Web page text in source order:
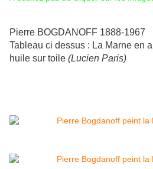
Pierre BOGDANOFF 1888-1967
Tableau ci dessus : La Marne en
huile sur toile (Lucien Paris)